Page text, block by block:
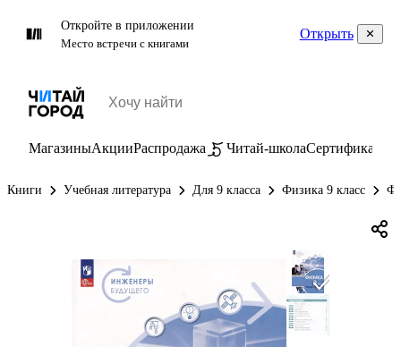
Откройте в приложении
Место встречи с книгами
Открыть
МагазиныАкцииРаспродажа Читай-школаСертификаты
Книги Учебная литература Для 9 класса Физика 9 класс